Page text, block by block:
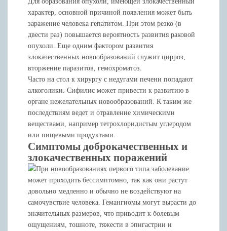
характер, основной причиной появления может быть
заражение человека гепатитом. При этом резко (в
двести раз) повышается вероятность развития раковой
опухоли. Еще одним фактором развития
злокачественных новообразований служит цирроз,
вторжение паразитов, гемохроматоз.
Часто на стол к хирургу с недугами печени попадают
алкоголики. Сифилис может привести к развитию в
органе нежелательных новообразований. К таким же
последствиям ведет и отравление химическими
веществами, например тетрохлоридистым углеродом
или пищевыми продуктами.
Симптомы доброкачественных и
злокачественных поражений
При новообразованиях первого типа заболевание
может проходить бессимптомно, так как они растут
довольно медленно и обычно не воздействуют на
самочувствие человека. Гемангиомы могут вырасти до
значительных размеров, что приводит к болевым
ощущениям, тошноте, тяжести в эпигастрии и